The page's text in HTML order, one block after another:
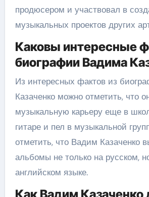
продюсером и участвовал в
музыкальных проектов других
Каковы интересные
биографии Вадима
Из интересных фактов из
Казаченко можно отметить, что
музыкальную карьеру еще в
гитаре и пел в музыкальной
отметить, что Вадим Казаченко
альбомы не только на русском,
английском языке.
Как Вадим Казаченко